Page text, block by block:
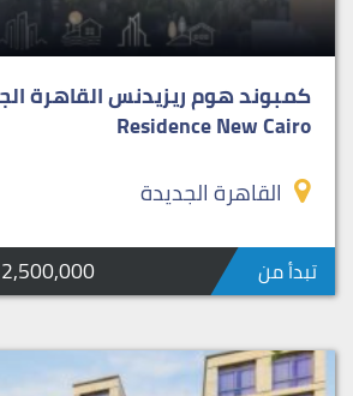
Residence New Cairo
القاهرة الجديدة
تبدأ من 2,500,000 ج.م